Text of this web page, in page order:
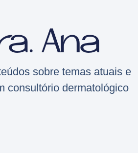
Ana
sobre temas atuais e
consultório dermatológico